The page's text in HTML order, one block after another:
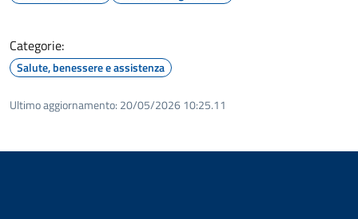
Categorie:
Salute, benessere e assistenza
Ultimo aggiornamento: 20/05/2026 10:25.11